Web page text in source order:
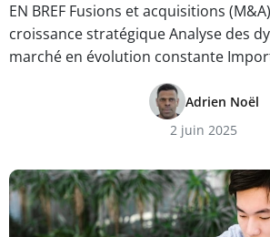
EN BREF Fusions et acquisitions
croissance stratégique Analyse des
marché en évolution constante
Adrien Noël
2 juin 2025